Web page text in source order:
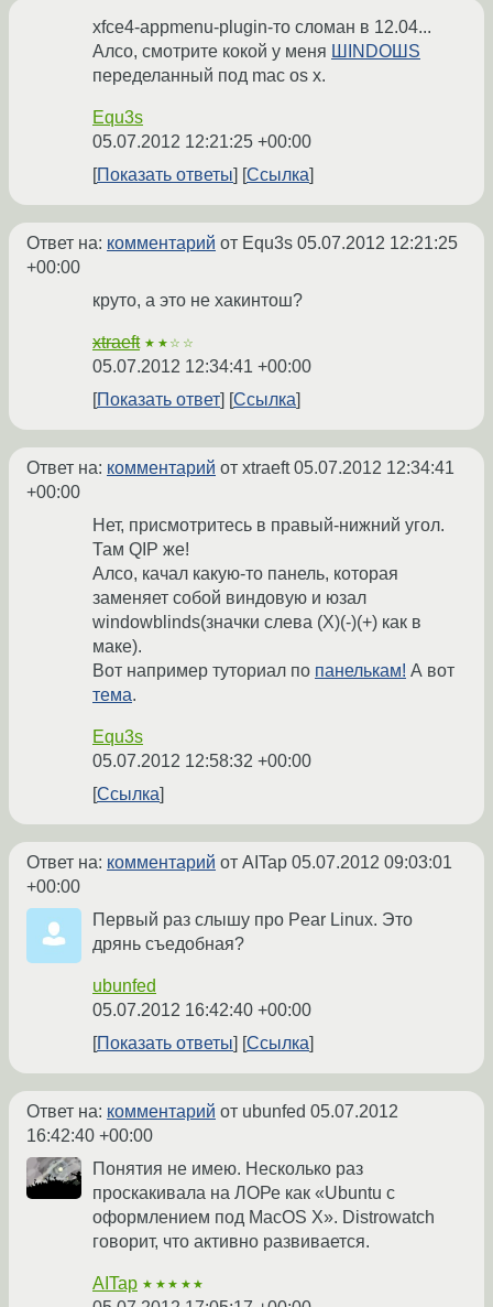
xfce4-appmenu-plugin-то сломан в 12.04...
Алсо, смотрите кокой у меня ШINDOШS
переделанный под mac os x.
Equ3s
05.07.2012 12:21:25 +00:00
Показать ответы
Ссылка
Ответ на: комментарий от Equ3s 05.07.2012 12:21:25
+00:00
круто, а это не хакинтош?
xtraeft ★★☆☆
05.07.2012 12:34:41 +00:00
Показать ответ
Ссылка
Ответ на: комментарий от xtraeft05.07.2012 12:34:41
+00:00
Нет, присмотритесь в правый-нижний угол.
Там QIP же!
Алсо, качал какую-то панель, которая
заменяет собой виндовую и юзал
windowblinds(значки слева (X)(-)(+) как в
маке).
Вот например туториал по панелькам! А вот
тема.
Equ3s
05.07.2012 12:58:32 +00:00
Ссылка
Ответ на: комментарий от AITap 05.07.2012 09:03:01
+00:00
Первый раз слышу про Pear Linux. Это
дрянь съедобная?
ubunfed
05.07.2012 16:42:40 +00:00
Показать ответы
Ссылка
Ответ на: комментарий от ubunfed 05.07.2012
16:42:40 +00:00
Понятия не имею. Несколько раз
проскакивала на ЛОРе как «Ubuntu с
оформлением под MacOS X». Distrowatch
говорит, что активно развивается.
AITap ★★★★★